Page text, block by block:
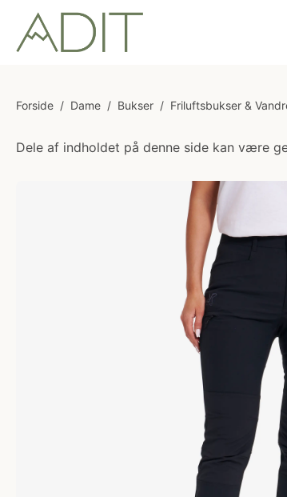
Forside / Dame / Bukser / Friluftsbukser &
Dele af indholdet på denne side kan være